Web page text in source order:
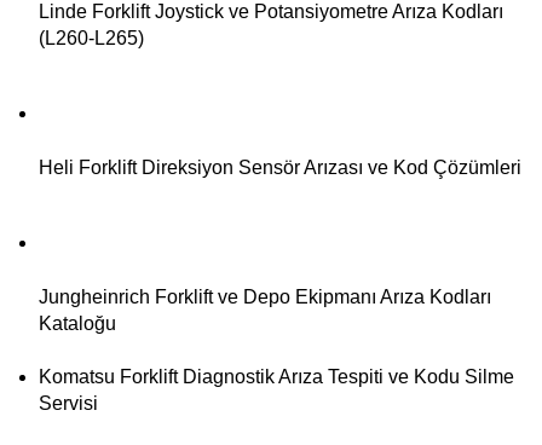
Linde Forklift Joystick ve Potansiyometre Arıza Kodları
(L260-L265)
Heli Forklift Direksiyon Sensör Arızası ve Kod Çözümleri
Jungheinrich Forklift ve Depo Ekipmanı Arıza Kodları
Kataloğu
Komatsu Forklift Diagnostik Arıza Tespiti ve Kodu Silme
Servisi